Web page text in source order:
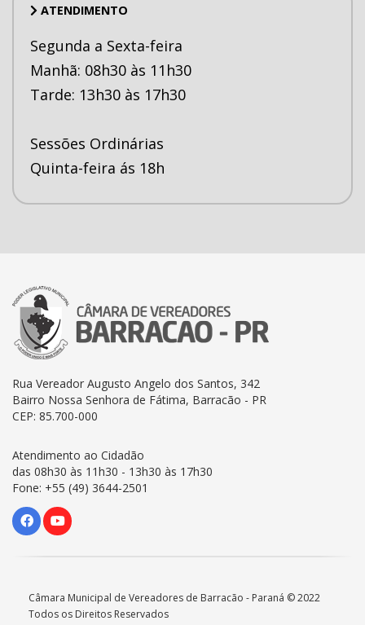
ATENDIMENTO
Segunda a Sexta-feira
Manhã: 08h30 às 11h30
Tarde: 13h30 às 17h30
Sessões Ordinárias
Quinta-feira ás 18h
Rua Vereador Augusto Angelo dos Santos, 342
Bairro Nossa Senhora de Fátima, Barracão - PR
CEP: 85.700-000
Atendimento ao Cidadão
das 08h30 às 11h30 - 13h30 às 17h30
Fone: +55 (49) 3644-2501
Câmara Municipal de Vereadores de Barracão - Paraná © 2022
Todos os Direitos Reservados